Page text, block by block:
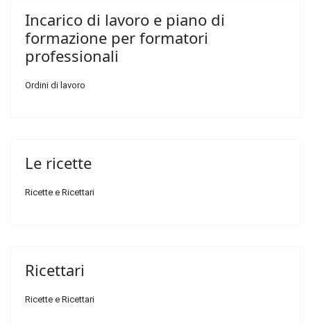
Incarico di lavoro e piano di
formazione per formatori
professionali
Ordini di lavoro
Le ricette
Ricette e Ricettari
Ricettari
Ricette e Ricettari